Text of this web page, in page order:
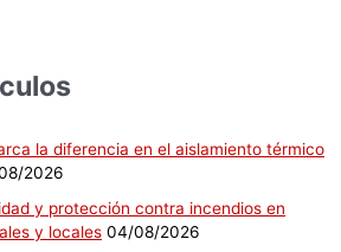
la diferencia en el aislamiento térmico
2026
y protección contra incendios en
y locales 04/08/2026